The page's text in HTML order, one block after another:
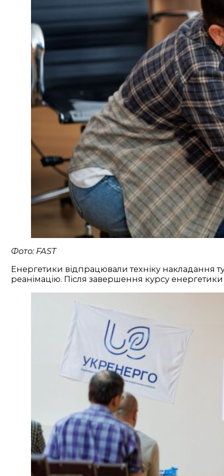
Фото: FAST
Енергетики відпрацювали техніку накладання
реанімацію. Після завершення курсу